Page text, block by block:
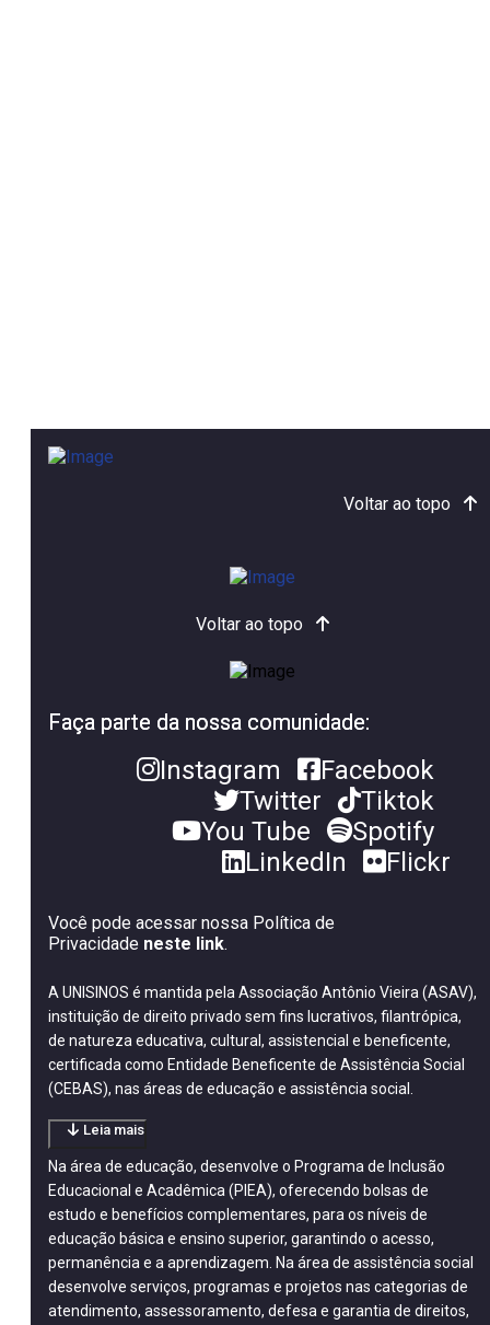
Voltar ao topo
Voltar ao topo
Faça parte da nossa comunidade:
Instagram
Facebook
Twitter
Tiktok
You Tube
Spotify
LinkedIn
Flickr
Você pode acessar nossa Política de
Privacidade neste link.
A UNISINOS é mantida pela Associação Antônio Vieira (ASAV),
instituição de direito privado sem fins lucrativos, filantrópica,
de natureza educativa, cultural, assistencial e beneficente,
certificada como Entidade Beneficente de Assistência Social
(CEBAS), nas áreas de educação e assistência social.
Leia mais
Na área de educação, desenvolve o Programa de Inclusão
Educacional e Acadêmica (PIEA), oferecendo bolsas de
estudo e benefícios complementares, para os níveis de
educação básica e ensino superior, garantindo o acesso,
permanência e a aprendizagem. Na área de assistência social
desenvolve serviços, programas e projetos nas categorias de
atendimento, assessoramento, defesa e garantia de direitos,